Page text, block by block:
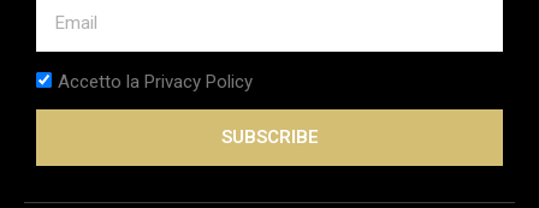
Accetto la Privacy Policy
SUBSCRIBE